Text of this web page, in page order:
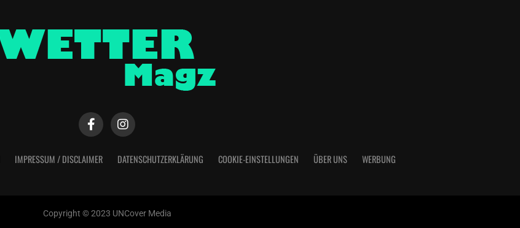
IMPRESSUM / DISCLAIMER DATENSCHUTZERKLÄRUNG COOKIE-EINSTELLUNGEN ÜBER UNS WERBUNG
Copyright © 2023 UNCover Media